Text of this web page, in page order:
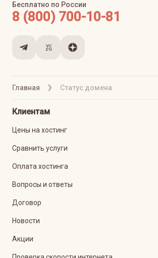
Главная Статус домена
Бесплатно по России
8 (800) 700-10-81
Клиентам
Цены на хостинг
Сравнить услуги
Оплата хостинга
Вопросы и ответы
Договор
Новости
Акции